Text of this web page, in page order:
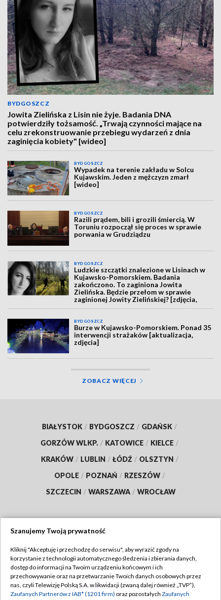
BYDGOSZCZ
Jowita Zielińska z Lisin nie żyje. Badania DNA
potwierdziły tożsamość. „Trwają czynności mające na
celu zrekonstruowanie przebiegu wydarzeń z dnia
zaginięcia kobiety" [wideo]
BYDGOSZCZ
Wypadek na terenie zakładu w Solcu
Kujawskim. Jeden z mężczyzn zmarł
[wideo]
BYDGOSZCZ
Razili prądem, bili i grozili śmiercią. W
Toruniu rozpoczął się proces w sprawie
porwania w Grudziądzu
BYDGOSZCZ
Ludzkie szczątki znalezione w Lisinach w
Kujawsko-Pomorskiem. Badania
zakończono. To zaginiona Jowita
Zielińska. Będzie przełom w sprawie
zaginionej Jowity Zielińskiej? [zdjęcia,
wideo, aktualizacja]
BYDGOSZCZ
Burze w Kujawsko-Pomorskiem. Ponad 35
interwencji strażaków [aktualizacja,
zdjęcia]
ZOBACZ WIĘCEJ
BIAŁYSTOK / BYDGOSZCZ / GDAŃSK /
GORZÓW WLKP. / KATOWICE / KIELCE /
KRAKÓW / LUBLIN / ŁÓDŹ / OLSZTYN /
OPOLE / POZNAŃ / RZESZÓW /
SZCZECIN / WARSZAWA / WROCŁAW
TVP
Abonament TVP
Emisja w TVP
Regulamin TVP
Polityka prywatności
Szanujemy Twoją prywatność
Kliknij "Akceptuję i przechodzę do serwisu", aby wyrazić zgody na
korzystanie z technologii automatycznego śledzenia i zbierania danych,
dostęp do informacji na Twoim urządzeniu końcowym i ich
przechowywanie oraz na przetwarzanie Twoich danych osobowych przez
nas, czyli Telewizję Polską S.A. w likwidacji (zwaną dalej również „TVP”),
Zaufanych Partnerów z IAB* (1201 firm) oraz pozostałych Zaufanych